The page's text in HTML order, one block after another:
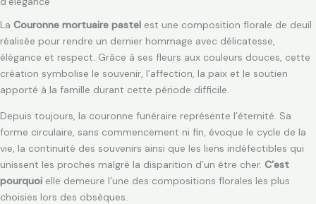
La Couronne mortuaire pastel est une composition florale de deuil
réalisée pour rendre un dernier hommage avec délicatesse,
élégance et respect. Grâce à ses fleurs aux couleurs douces, cette
création symbolise le souvenir, l’affection, la paix et le soutien
apporté à la famille durant cette période difficile.
Depuis toujours, la couronne funéraire représente l’éternité. Sa
forme circulaire, sans commencement ni fin, évoque le cycle de la
vie, la continuité des souvenirs ainsi que les liens indéfectibles qui
unissent les proches malgré la disparition d’un être cher. C’est
pourquoi elle demeure l’une des compositions florales les plus
choisies lors des obsèques.